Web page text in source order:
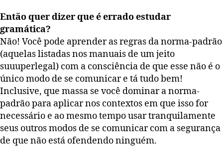
Então quer dizer que é errado estudar
gramática?
Não! Você pode aprender as regras da norma-padrão
(aquelas listadas nos manuais de um jeito
suuuperlegal) com a consciência de que esse não é o
único modo de se comunicar e tá tudo bem!
Inclusive, que massa se você dominar a norma-
padrão para aplicar nos contextos em que isso for
necessário e ao mesmo tempo usar tranquilamente
seus outros modos de se comunicar com a segurança
de que não está ofendendo ninguém.